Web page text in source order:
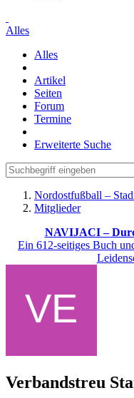
Alles
Alles
Artikel
Seiten
Forum
Termine
Erweiterte Suche
Nordostfußball –
Mitglieder
NAVIJACI –
Ein 612-seitiges Buch
Verbandstreu